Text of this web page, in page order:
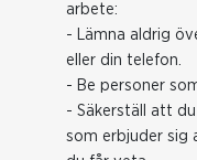
arbete:
- Lämna aldrig
eller din telefon.
- Be personer
- Säkerställ att
som erbjuder sig